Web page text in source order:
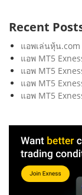
Recent
แอพเล่นหุ้น
แอพ MT5
แอพ MT5
แอพ MT5
แอพ MT5